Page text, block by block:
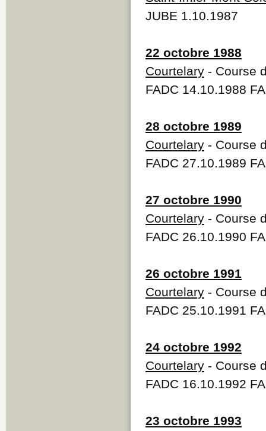
JUBE 1.10.1987
22 octobre 1988
Courtelary - Course
FADC 14.10.1988
28 octobre 1989
Courtelary - Course
FADC 27.10.1989
27 octobre 1990
Courtelary - Course
FADC 26.10.1990
26 octobre 1991
Courtelary - Course
FADC 25.10.1991
24 octobre 1992
Courtelary - Course
FADC 16.10.1992
23 octobre 1993